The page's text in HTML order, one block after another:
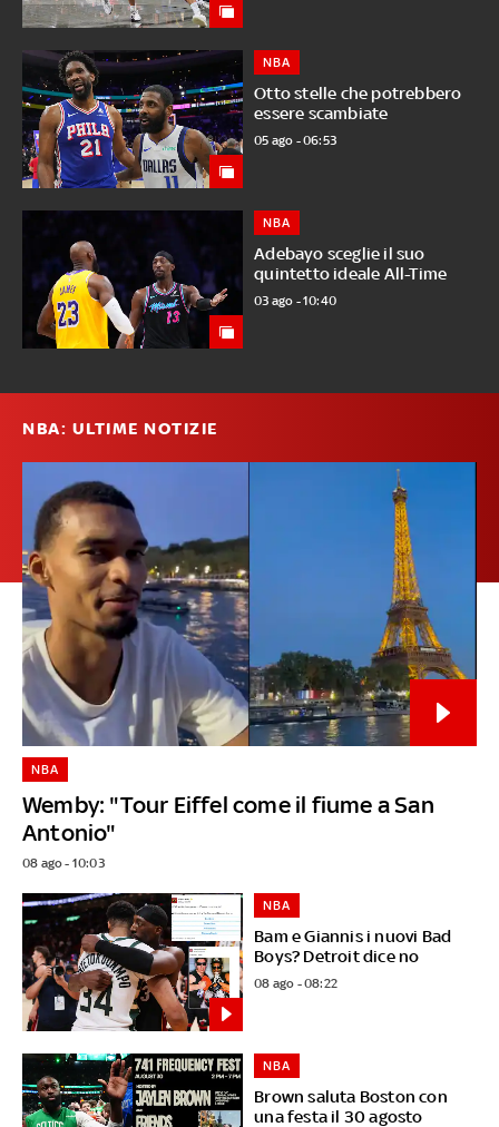
Otto stelle che potrebbero
essere scambiate
NBA
05 ago - 06:53
Adebayo sceglie il suo
quintetto ideale All-Time
NBA
03 ago - 10:40
NBA: ULTIME NOTIZIE
Wemby: "Tour Eiffel come il fiume a San
Antonio"
NBA
08 ago - 10:03
Bam e Giannis i nuovi Bad
Boys? Detroit dice no
NBA
08 ago - 08:22
Brown saluta Boston con
una festa il 30 agosto
NBA